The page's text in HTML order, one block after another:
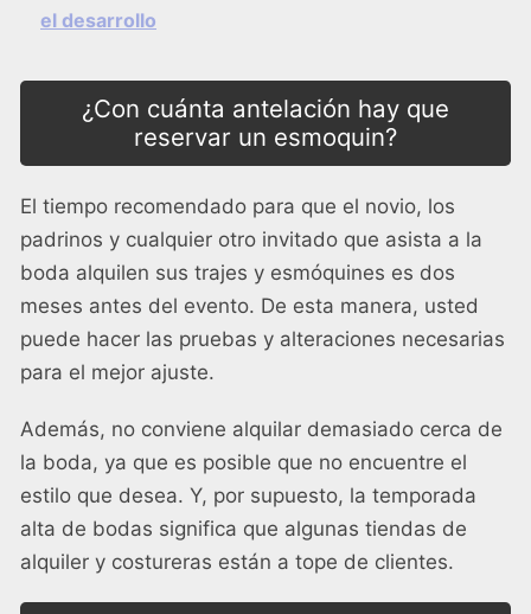
el desarrollo
¿Con cuánta antelación hay que
reservar un esmoquin?
El tiempo recomendado para que el novio, los
padrinos y cualquier otro invitado que asista a la
boda alquilen sus trajes y esmóquines es dos
meses antes del evento. De esta manera, usted
puede hacer las pruebas y alteraciones necesarias
para el mejor ajuste.
Además, no conviene alquilar demasiado cerca de
la boda, ya que es posible que no encuentre el
estilo que desea. Y, por supuesto, la temporada
alta de bodas significa que algunas tiendas de
alquiler y costureras están a tope de clientes.